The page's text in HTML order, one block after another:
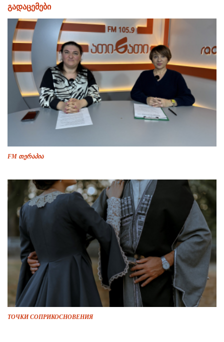
გადაცემები
FM თერაპია
ТОЧКИ СОПРИКОСНОВЕНИЯ